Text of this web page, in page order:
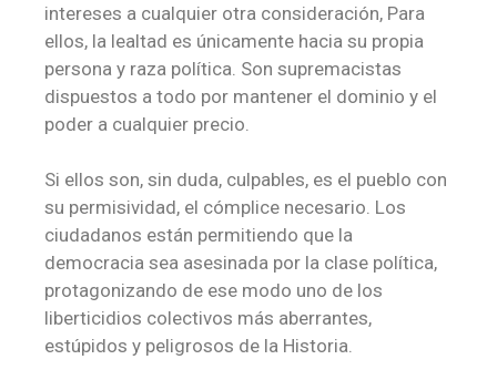
intereses a cualquier otra consideración, Para
ellos, la lealtad es únicamente hacia su propia
persona y raza política. Son supremacistas
dispuestos a todo por mantener el dominio y el
poder a cualquier precio.
Si ellos son, sin duda, culpables, es el pueblo con
su permisividad, el cómplice necesario. Los
ciudadanos están permitiendo que la
democracia sea asesinada por la clase política,
protagonizando de ese modo uno de los
liberticidios colectivos más aberrantes,
estúpidos y peligrosos de la Historia.